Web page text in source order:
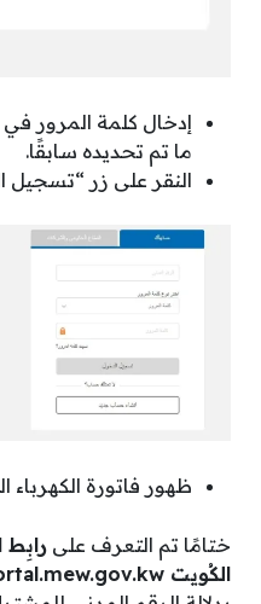
إدخال كلمة المرور
ما تم تحديده سابقًا.
النقر على زر “تسجيل
ظهور فاتورة الكهرباء
ختامًا تم التعرف على رابِط
الكُويت